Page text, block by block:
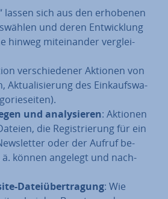
lassen sich aus den erhobenen
und deren Ent­wick­lung
hinweg mit­ein­an­der ver­glei­
ver­schie­de­ner Aktionen von
Ak­tua­li­sie­rung des Ein­kaufs­wa­
und ana­ly­sie­ren: Aktionen
die Re­gis­trie­rung für ein
oder der Aufruf be­
können angelegt und nach­
Da­tei­über­tra­gung: Wie